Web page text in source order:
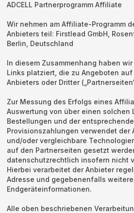
ADCELL Partnerprogramm Affiliate
Wir nehmen am Affiliate-Programm
Anbieters teil: Firstlead GmbH,
Berlin, Deutschland
In diesem Zusammenhang haben
Links platziert, die zu Angeboten
Anbieters oder Dritter
Zur Messung des Erfolgs eines
Auswertung von über einen solchen
Bestellungen und der
Provisionszahlungen verwendet der
und/oder vergleichbare
auf den Partnerseiten gesetzt
datenschutzrechtlich insofern nicht
Hierbei verarbeitet der Anbieter
Adresse und gegebenenfalls weitere
Endgeräteinformationen.
Alle oben beschriebenen